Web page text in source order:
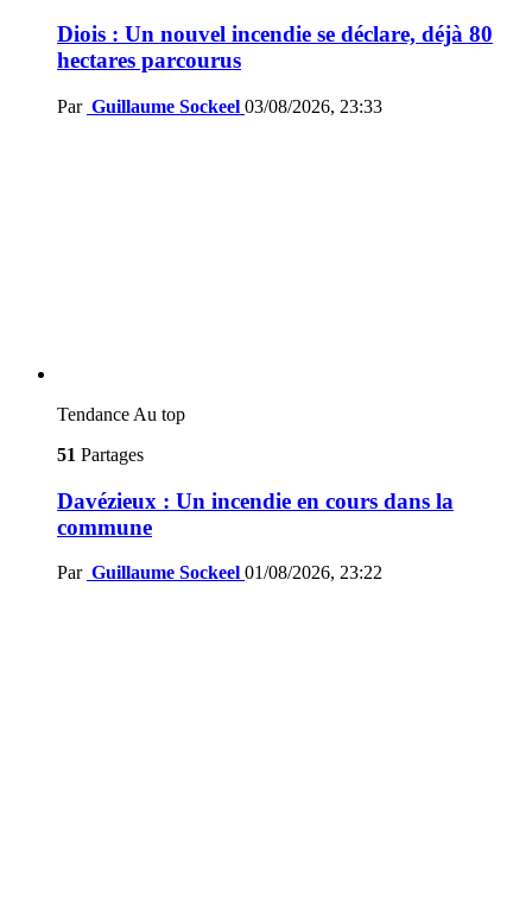
Diois : Un nouvel incendie se déclare, déjà 80
hectares parcourus
Par Guillaume Sockeel 03/08/2026, 23:33
Tendance Au top
51 Partages
Davézieux : Un incendie en cours dans la
commune
Par Guillaume Sockeel 01/08/2026, 23:22